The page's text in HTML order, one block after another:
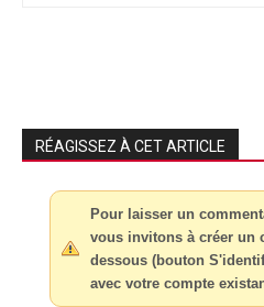
RÉAGISSEZ À CET ARTICLE
Pour laisser un
vous invitons à créer un
dessous (bouton
avec votre compte